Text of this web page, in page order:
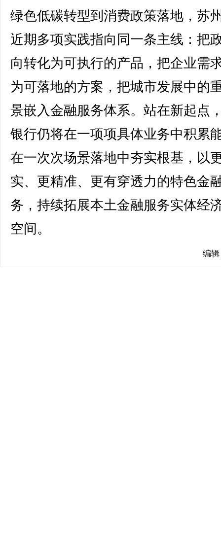
绿色低碳转型到消费政策落地，苏
近期多项实践指向同一条主线：把
向转化为可执行的产品，把企业需
为可落地的方案，把城市发展中的
景嵌入金融服务体系。站在新起点
银行仍将在一项项具体业务中积累
在一次次场景落地中夯实根基，以
实、更精准、更有穿透力的特色金
务，持续拓展本土金融服务实体经
空间。
编